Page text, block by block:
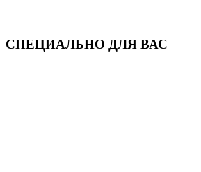
СПЕЦИАЛЬНО ДЛЯ ВАС